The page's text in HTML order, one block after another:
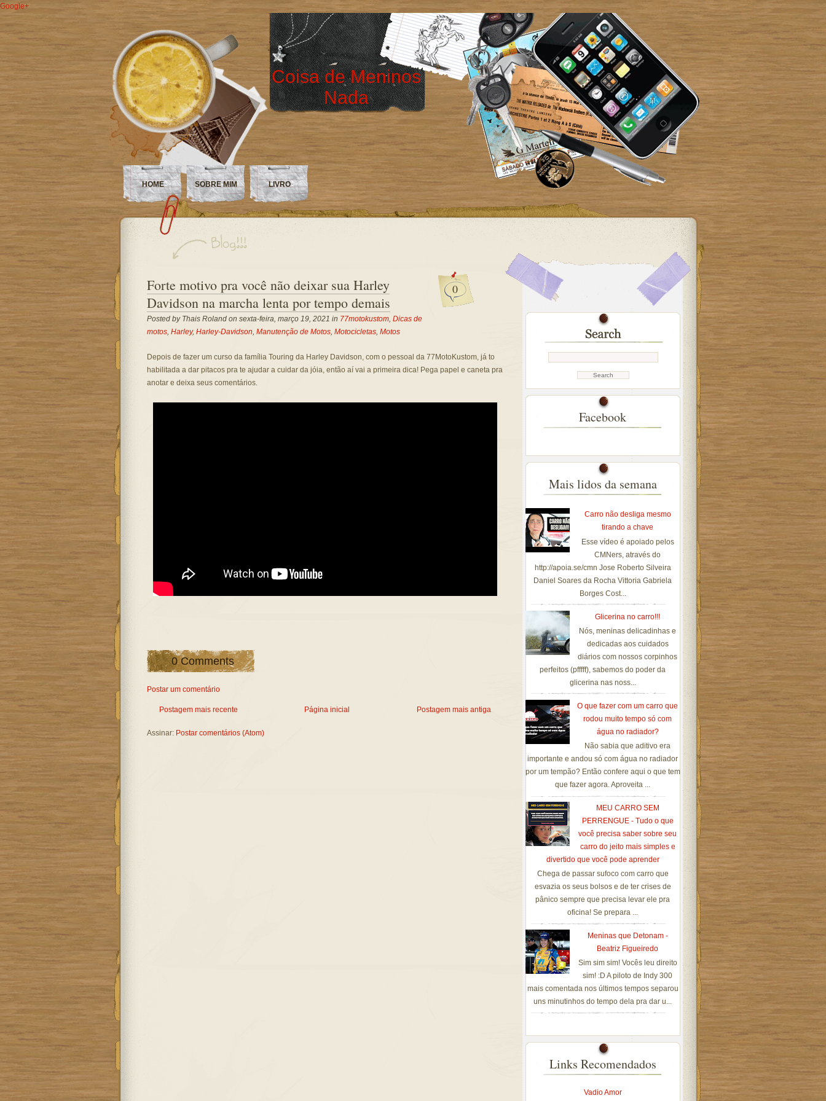
Google+
Coisa de Meninos
Nada
HOME SOBRE MIM LIVRO
0
Forte motivo pra você não deixar sua Harley
Davidson na marcha lenta por tempo demais
Posted by Thais Rolandon sexta-feira, março 19, 2021 in 77motokustom, Dicas de
motos, Harley, Harley-Davidson, Manutenção de Motos, Motocicletas, Motos
Depois de fazer um curso da família Touring da Harley Davidson, com o pessoal da 77MotoKustom, já to
habilitada a dar pitacos pra te ajudar a cuidar da jóia, então aí vai a primeira dica! Pega papel e caneta pra
anotar e deixa seus comentários.
0 Comments
Postar um comentário
Postagem mais recente Postagem mais antiga
Página inicial
Assinar: Postar comentários (Atom)
Facebook
Mais lidos da semana
Carro não desliga mesmo
tirando a chave
Esse vídeo é apoiado pelos
CMNers, através do
http://apoia.se/cmn Jose Roberto Silveira
Daniel Soares da Rocha Vittoria Gabriela
Borges Cost...
Glicerina no carro!!!
Nós, meninas delicadinhas e
dedicadas aos cuidados
diários com nossos corpinhos
perfeitos (pfffff), sabemos do poder da
glicerina nas noss...
O que fazer com um carro que
rodou muito tempo só com
água no radiador?
Não sabia que aditivo era
importante e andou só com água no radiador
por um tempão? Então confere aqui o que tem
que fazer agora. Aproveita ...
MEU CARRO SEM
PERRENGUE - Tudo o que
você precisa saber sobre seu
carro do jeito mais simples e
divertido que você pode aprender
Chega de passar sufoco com carro que
esvazia os seus bolsos e de ter crises de
pânico sempre que precisa levar ele pra
oficina! Se prepara ...
Meninas que Detonam -
Beatriz Figueiredo
Sim sim sim! Vocês leu direito
sim! :D A piloto de Indy 300
mais comentada nos últimos tempos separou
uns minutinhos do tempo dela pra dar u...
Links Recomendados
Vadio Amor